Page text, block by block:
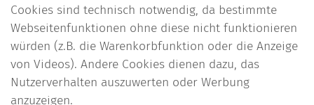
Cookies sind technisch notwendig, da bestimmte
Webseitenfunktionen ohne diese nicht funktionieren
würden (z.B. die Warenkorbfunktion oder die Anzeige
von Videos). Andere Cookies dienen dazu, das
Nutzerverhalten auszuwerten oder Werbung
anzuzeigen.